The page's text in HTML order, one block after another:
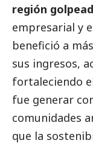
región
empresarial y
benefició a
sus ingresos,
fortaleciendo
fue generar
comunidades
que la